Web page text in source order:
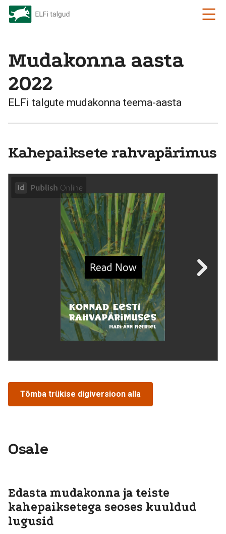
Mudakonna aasta
2022
ELFi talgute mudakonna teema-aasta
Kahepaiksete rahvapärimus
Tõmba trükise digiversioon alla
Osale
Edasta mudakonna ja teiste
kahepaiksetega seoses kuuldud
lugusid